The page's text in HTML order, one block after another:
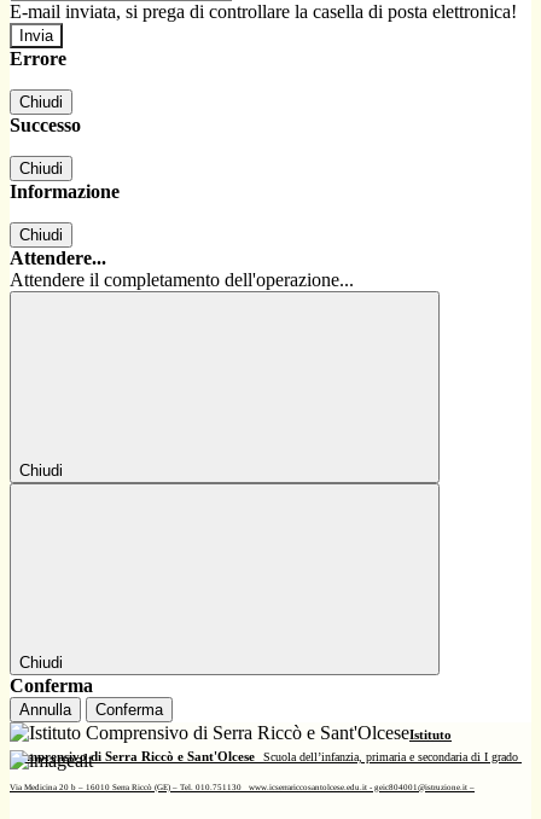
E-mail inviata, si prega di controllare la casella di posta elettronica!
Errore
Chiudi
Successo
Chiudi
Informazione
Chiudi
Attendere...
Attendere il completamento dell'operazione...
Chiudi
Chiudi
Conferma
Annulla Conferma
Istituto
Comprensivo di Serra Riccò e Sant'Olcese
Scuola dell’infanzia, primaria e secondaria di I grado
Via Medicina 20 b – 16010 Serra Riccò (GE) – Tel. 010.751130 www.icserrariccosantolcese.edu.it - geic804001@istruzione.it –